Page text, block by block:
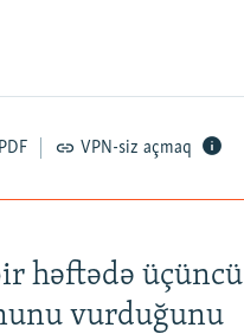
PDF VPN-siz açmaq
həftədə üçüncü
vurduğunu